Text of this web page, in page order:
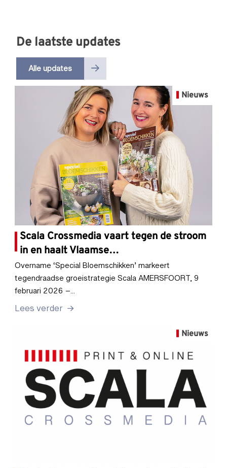
De laatste updates
Alle updates
Nieuws
Scala Crossmedia vaart tegen de stroom
in en haalt Vlaamse…
Overname ‘Special Bloemschikken’ markeert
tegendraadse groeistrategie Scala AMERSFOORT, 9
februari 2026 –…
Lees verder
Nieuws